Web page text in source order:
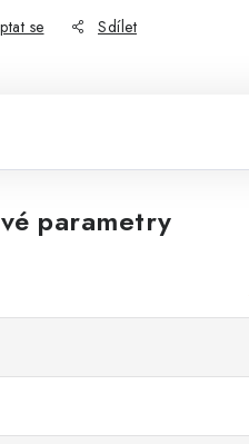
se Sdílet
parametry